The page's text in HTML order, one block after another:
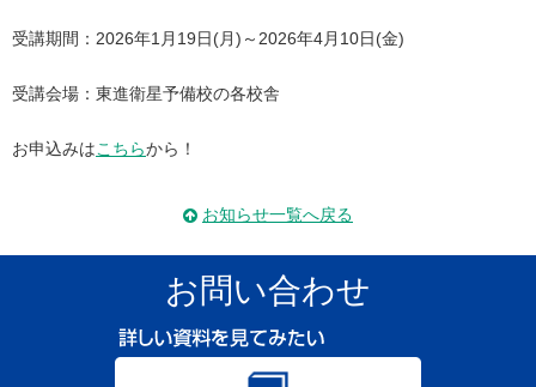
受講期間：2026年1月19日(月)～2026年4月10日(金)
受講会場：東進衛星予備校の各校舎
お申込みはこちらから！
お知らせ一覧へ戻る
お問い合わせ